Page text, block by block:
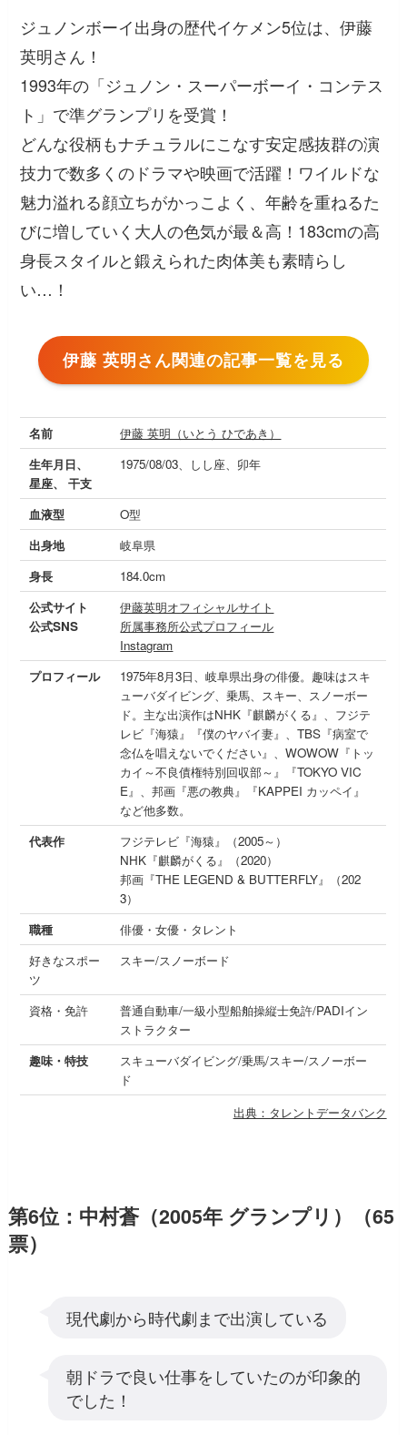
ジュノンボーイ出身の歴代イケメン5位は、伊藤
英明さん！
1993年の「ジュノン・スーパーボーイ・コンテス
ト」で準グランプリを受賞！
どんな役柄もナチュラルにこなす安定感抜群の演
技力で数多くのドラマや映画で活躍！ワイルドな
魅力溢れる顔立ちがかっこよく、年齢を重ねるた
びに増していく大人の色気が最＆高！183cmの高
身長スタイルと鍛えられた肉体美も素晴らし
い…！
伊藤 英明さん関連の記事一覧を見る
名前
伊藤 英明（いとう ひであき）
生年月日、
星座、 干支
1975/08/03、しし座、卯年
血液型
O型
出身地
岐阜県
身長
184.0cm
公式サイト
公式SNS
伊藤英明オフィシャルサイト
所属事務所公式プロフィール
Instagram
プロフィール
1975年8月3日、岐阜県出身の俳優。趣味はスキ
ューバダイビング、乗馬、スキー、スノーボー
ド。主な出演作はNHK『麒麟がくる』、フジテ
レビ『海猿』『僕のヤバイ妻』、TBS『病室で
念仏を唱えないでください』、WOWOW『トッ
カイ～不良債権特別回収部～』『TOKYO VIC
E』、邦画『悪の教典』『KAPPEI カッペイ』
など他多数。
代表作
フジテレビ『海猿』（2005～）
NHK『麒麟がくる』（2020）
邦画『THE LEGEND & BUTTERFLY』（202
3）
職種
俳優・女優・タレント
好きなスポー
ツ
スキー/スノーボード
資格・免許
普通自動車/一級小型船舶操縦士免許/PADIイン
ストラクター
趣味・特技
スキューバダイビング/乗馬/スキー/スノーボー
ド
出典：タレントデータバンク
第6位：中村蒼（2005年 グランプリ）（65
票）
現代劇から時代劇まで出演している
朝ドラで良い仕事をしていたのが印象的
でした！